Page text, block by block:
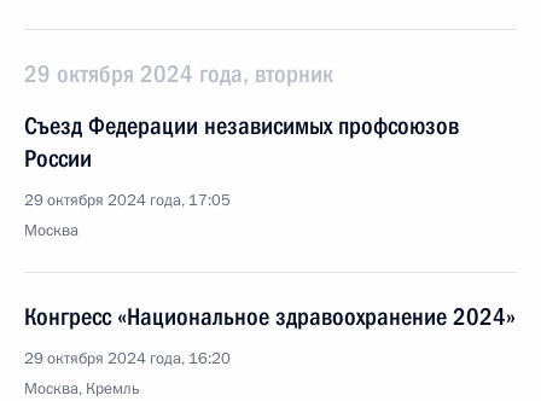
29 октября 2024 года, вторник
Съезд Федерации независимых профсоюзов
России
29 октября 2024 года, 17:05
Москва
Конгресс «Национальное здравоохранение 2024»
29 октября 2024 года, 16:20
Москва, Кремль